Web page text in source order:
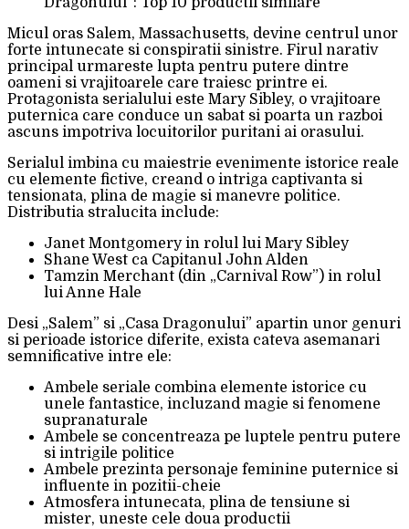
Micul oras Salem, Massachusetts, devine centrul unor
forte intunecate si conspiratii sinistre. Firul narativ
principal urmareste lupta pentru putere dintre
oameni si vrajitoarele care traiesc printre ei.
Protagonista serialului este Mary Sibley, o vrajitoare
puternica care conduce un sabat si poarta un razboi
ascuns impotriva locuitorilor puritani ai orasului.
Serialul imbina cu maiestrie evenimente istorice reale
cu elemente fictive, creand o intriga captivanta si
tensionata, plina de magie si manevre politice.
Distributia stralucita include:
Janet Montgomery in rolul lui Mary Sibley
Shane West ca Capitanul John Alden
Tamzin Merchant (din „Carnival Row”) in rolul
lui Anne Hale
Desi „Salem” si „Casa Dragonului” apartin unor genuri
si perioade istorice diferite, exista cateva asemanari
semnificative intre ele:
Ambele seriale combina elemente istorice cu
unele fantastice, incluzand magie si fenomene
supranaturale
Ambele se concentreaza pe luptele pentru putere
si intrigile politice
Ambele prezinta personaje feminine puternice si
influente in pozitii-cheie
Atmosfera intunecata, plina de tensiune si
mister, uneste cele doua productii